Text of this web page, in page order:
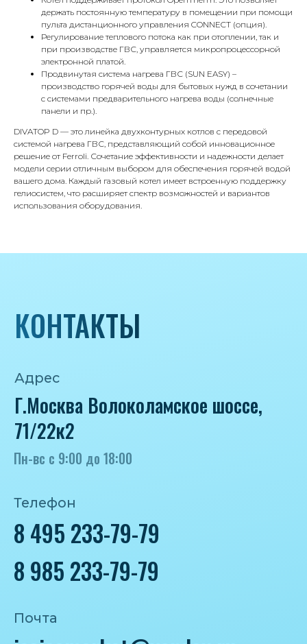
держать постоянную температуру в помещении при помощи
пульта дистанционного управления CONNECT (опция).
Регулирование теплового потока как при отоплении, так и
при производстве ГВС, управляется микропроцессорной
электронной платой.
Продвинутая система нагрева ГВС (SUN EASY) –
производство горячей воды для бытовых нужд в сочетании
с системами предварительного нагрева воды (солнечные
панели и пр.).
DIVATOP D — это линейка двухконтурных котлов с передовой
системой нагрева ГВС, представляющий собой инновационное
решение от Ferroli. Сочетание эффективности и надежности делает
модели серии отличным выбором для обеспечения горячей водой
вашего дома. Каждый газовый котел имеет встроенную поддержку
гелиосистем, что расширяет спектр возможностей и вариантов
использования оборудования.
Пн-вс с 9:00 до 18:00
Телефон
8 495 233-79-79
iceicemarket@yandex.ru
8 985 233-79-79
Согласие на обработку персональных